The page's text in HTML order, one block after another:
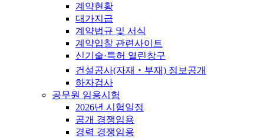
계약현황
대가지급
계약법규 및 서식
계약입찰 관련사이트
신기술·특허 열린창구
건설공사(자재‧부재) 정보공개
하자검사
공무원 임용시험
2026년 시험일정
공개 경쟁임용
경력 경쟁임용